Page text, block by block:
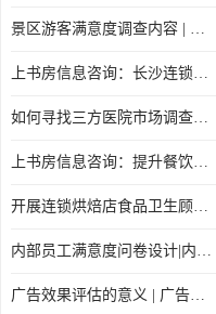
景区游客满意度调查内容 | 景区游客满意度调查指标设计
上书房信息咨询：长沙连锁餐饮神秘顾客怎么做
如何寻找三方医院市场调查机构
上书房信息咨询：提升餐饮质量的秘密
开展连锁烘焙店食品卫生顾客满意度调查
内部员工满意度问卷设计|内部员工满意度调查表
广告效果评估的意义 | 广告效果评估的重要性有哪些？